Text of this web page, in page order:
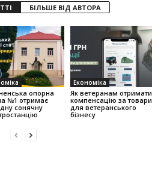
БІЛЬШЕ ВІД АВТОРА
опорна
№1 отримає
сонячну
Економіка
Як ветеранам отримати
компенсацію за товари
для ветеранського
бізнесу